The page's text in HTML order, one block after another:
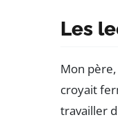
Les
Mon
croyait
travailler